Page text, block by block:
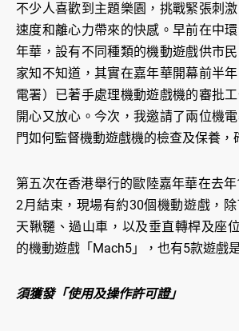
不少人喜歡到主題樂園，挑戰緊張刺
速度和離心力帶來的快感。早前在中
年華，設有不同種類的機動遊戲供市
家知不知道，其實在嘉年華開幕前半
電署）已著手處理機動遊戲機的審批
開心又放心。今次，我邀請了兩位機
門如何監督機動遊戲機的檢查及保養，
第五次在香港舉行的歐陸嘉年華在去
2月結束，現場有約30個機動遊戲，
天鞦韆、過山車，以及垂直轉桿及座
的機動遊戲「Mach5」，也有5款遊戲
須獲發「使用及操作許可證」